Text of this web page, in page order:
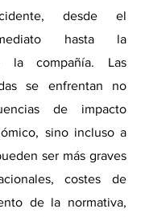
desde el
hasta la
la compañía. Las
se enfrentan no
de impacto
sino incluso a
ser más graves
costes de
de la normativa,